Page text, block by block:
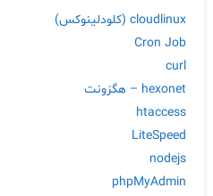
cloudlinux (کلودلینوکس)
Cron Job
curl
hexonet – هگزونت
htaccess
LiteSpeed
nodejs
phpMyAdmin